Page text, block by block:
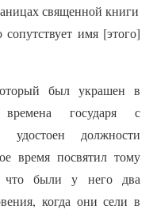
священной книги
имя [этого]
был украшен в
государя с
удостоен должности
время посвятил тому
что были у него два
когда они сели в